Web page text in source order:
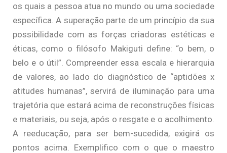
os quais a pessoa atua no mundo ou uma sociedade
específica. A superação parte de um princípio da sua
possibilidade com as forças criadoras estéticas e
éticas, como o filósofo Makiguti define: “o bem, o
belo e o útil”. Compreender essa escala e hierarquia
de valores, ao lado do diagnóstico de “aptidões x
atitudes humanas”, servirá de iluminação para uma
trajetória que estará acima de reconstruções físicas
e materiais, ou seja, após o resgate e o acolhimento.
A reeducação, para ser bem-sucedida, exigirá os
pontos acima. Exemplifico com o que o maestro